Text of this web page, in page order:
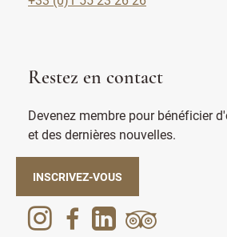
Restez en contact
Devenez membre pour bénéficier
et des dernières nouvelles.
INSCRIVEZ-VOUS